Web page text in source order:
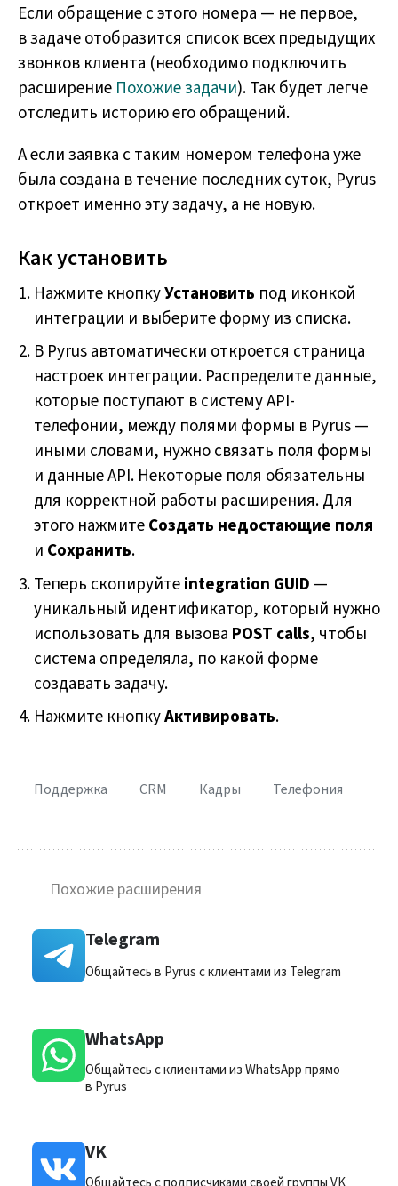
Если обращение с этого номера — не первое,
в задаче отобразится список всех предыдущих
звонков клиента (необходимо подключить
расширение Похожие задачи). Так будет легче
отследить историю его обращений.
А если заявка с таким номером телефона уже
была создана в течение последних суток, Pyrus
откроет именно эту задачу, а не новую.
Как установить
Нажмите кнопкуУстановить под иконкой
интеграции и выберите форму из списка.
В Pyrus автоматически откроется страница
настроек интеграции. Распределите данные,
которые поступают в систему API-
телефонии, между полями формы в Pyrus —
иными словами, нужно связать поля формы
и данные API. Некоторые поля обязательны
для корректной работы расширения. Для
этого нажмитеСоздать недостающие поля
и Сохранить.
Теперь скопируйтеintegration GUID —
уникальный идентификатор, который нужно
использовать для вызова POST calls, чтобы
система определяла, по какой форме
создавать задачу.
Нажмите кнопкуАктивировать.
Поддержка CRM Кадры Телефония
Похожие расширения
Telegram
Общайтесь в Pyrus с клиентами из Telegram
WhatsApp
Общайтесь с клиентами из WhatsApp прямо
в Pyrus
VK